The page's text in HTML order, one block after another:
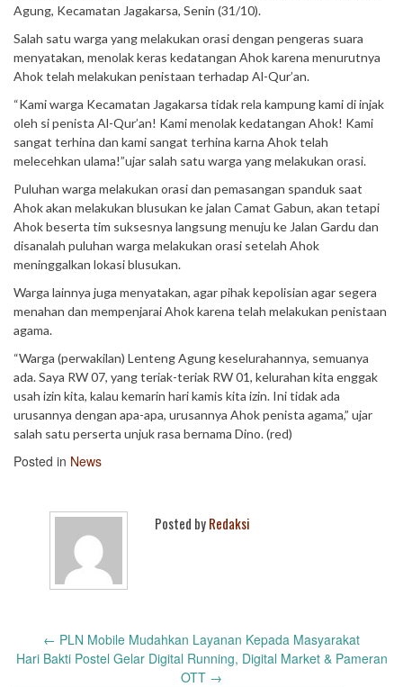
Agung, Kecamatan Jagakarsa, Senin (31/10).
Salah satu warga yang melakukan orasi dengan pengeras suara
menyatakan, menolak keras kedatangan Ahok karena menurutnya
Ahok telah melakukan penistaan terhadap Al-Qur’an.
“Kami warga Kecamatan Jagakarsa tidak rela kampung kami di injak
oleh si penista Al-Qur’an! Kami menolak kedatangan Ahok! Kami
sangat terhina dan kami sangat terhina karna Ahok telah
melecehkan ulama!”ujar salah satu warga yang melakukan orasi.
Puluhan warga melakukan orasi dan pemasangan spanduk saat
Ahok akan melakukan blusukan ke jalan Camat Gabun, akan tetapi
Ahok beserta tim suksesnya langsung menuju ke Jalan Gardu dan
disanalah puluhan warga melakukan orasi setelah Ahok
meninggalkan lokasi blusukan.
Warga lainnya juga menyatakan, agar pihak kepolisian agar segera
menahan dan mempenjarai Ahok karena telah melakukan penistaan
agama.
“Warga (perwakilan) Lenteng Agung keselurahannya, semuanya
ada. Saya RW 07, yang teriak-teriak RW 01, kelurahan kita enggak
usah izin kita, kalau kemarin hari kamis kita izin. Ini tidak ada
urusannya dengan apa-apa, urusannya Ahok penista agama,” ujar
salah satu perserta unjuk rasa bernama Dino. (red)
Posted in News
Posted byRedaksi
navigation
← PLN Mobile Mudahkan Layanan Kepada Masyarakat
Hari Bakti Postel Gelar Digital Running, Digital Market & Pameran
OTT →